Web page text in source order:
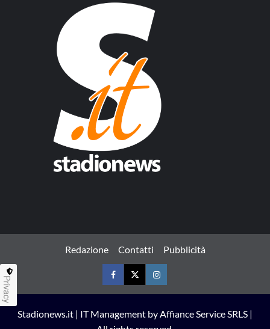
Redazione Contatti Pubblicità
FacebookTwitterInstagram
Stadionews.it | IT Management by Affiance Service SRLS |
Privacy